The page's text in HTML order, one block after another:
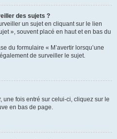
des sujets ?
un sujet en cliquant sur le lien
», souvent placé en haut et en bas du
du formulaire « M’avertir lorsqu’une
de surveiller le sujet.
une fois entré sur celui-ci, cliquez sur le
en bas de page.